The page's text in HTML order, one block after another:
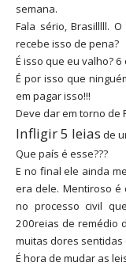
semana.
Fala sério, Brasilllll.
recebe isso de pena?
É isso que eu valho?
É por isso que
em pagar isso!!!
Deve dar em torno de
Infligir 5 leias de
Que país é esse???
E no final ele ainda
era dele. Mentiroso
no processo civil
200reias de remédio
muitas dores
É hora de mudar as